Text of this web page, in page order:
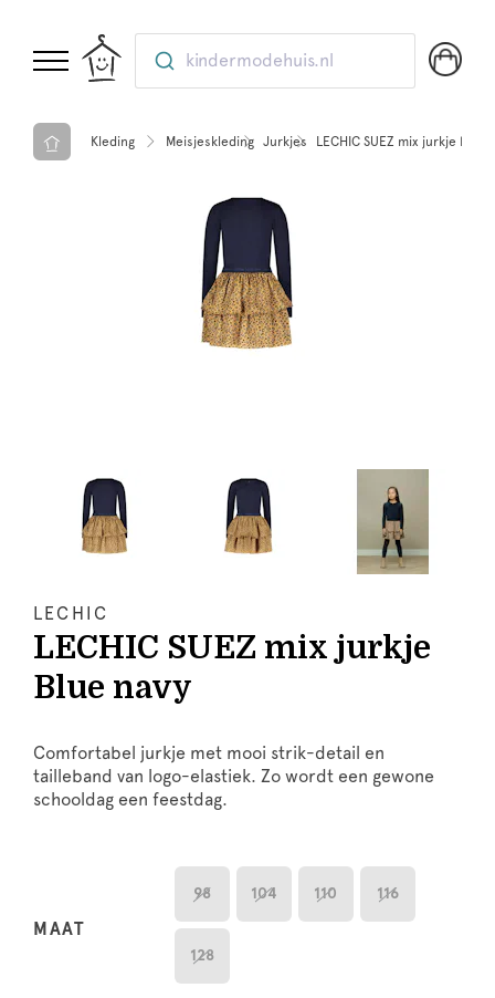
kindermodehuis.nl
Kleding Meisjeskleding Jurkjes LECHIC SUEZ mix jurkje Blue
LECHIC
LECHIC SUEZ mix jurkje
Blue navy
Comfortabel jurkje met mooi strik-detail en
tailleband van logo-elastiek. Zo wordt een gewone
schooldag een feestdag.
MAAT
98 104 110 116
128